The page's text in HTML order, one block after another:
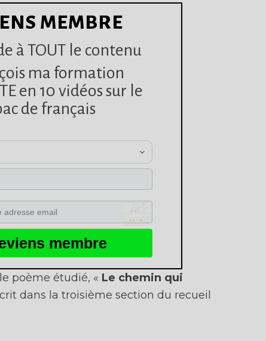
MEMBRE
à TOUT le contenu
ma formation
en 10 vidéos sur le
de français
membre
poème étudié, « Le chemin qui
dans la troisième section du recueil
AccèdeGRATUITEMENT
contenu (analyses, fiches, méthodes...)
+ Reçois mes10 vidéos
ESSENTIELLESpour ton bac français
Oui, je m'inscris !